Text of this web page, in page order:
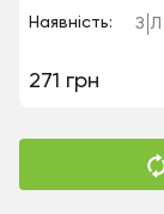
Наявність: З Л
271 грн